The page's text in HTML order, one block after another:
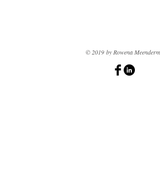
© 2019 by Rowena